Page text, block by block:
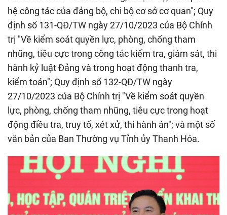
hệ công tác của đảng bộ, chi bộ cơ sở cơ quan"; Quy
định số 131-QĐ/TW ngày 27/10/2023 của Bộ Chính
trị "Về kiểm soát quyền lực, phòng, chống tham
nhũng, tiêu cực trong công tác kiểm tra, giám sát, thi
hành kỷ luật Đảng và trong hoạt động thanh tra,
kiểm toán"; Quy định số 132-QĐ/TW ngày
27/10/2023 của Bộ Chính trị "Về kiểm soát quyền
lực, phòng, chống tham nhũng, tiêu cực trong hoạt
động điều tra, truy tố, xét xử, thi hành án"; và một số
văn bản của Ban Thường vụ Tỉnh ủy Thanh Hóa.